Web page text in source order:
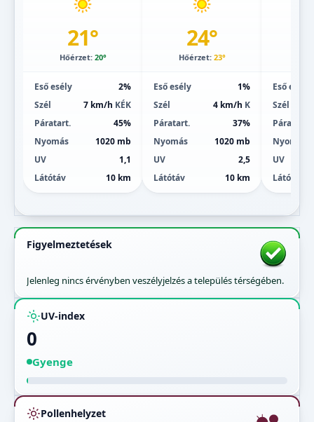
21°
Hőérzet: 20°
Eső esély
2%
Szél
7 km/h KÉK
Páratart.
45%
Nyomás
1020 mb
UV
1,1
Látótáv
10 km
24°
Hőérzet: 23°
Eső esély
1%
Szél
4 km/h K
Páratart.
37%
Nyomás
1020 mb
UV
2,5
Látótáv
10 km
Eső esély
Szél
Páratart.
Nyomás
UV
Látótáv
Figyelmeztetések
Jelenleg nincs érvényben veszélyjelzés a település térségében.
UV-index
0
Gyenge
Pollenhelyzet